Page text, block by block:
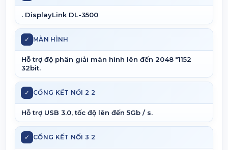
. DisplayLink DL-3500
✓ MÀN HÌNH
Hỗ trợ độ phân giải màn hình lên đến 2048 *1152
32bit.
✓ CỔNG KẾT NỐI 2 2
Hỗ trợ USB 3.0, tốc độ lên đến 5Gb / s.
✓ CỔNG KẾT NỐI 3 2